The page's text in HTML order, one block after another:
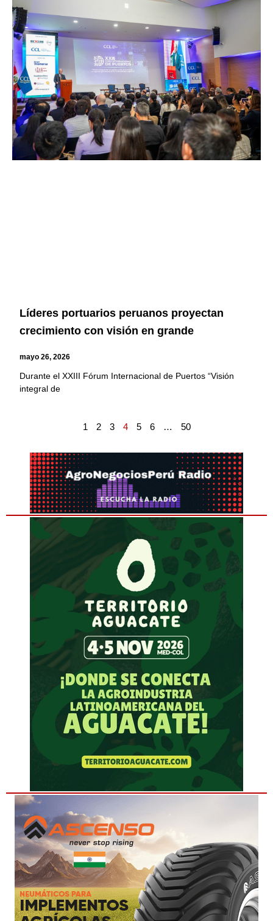
Líderes portuarios peruanos proyectan
crecimiento con visión en grande
mayo 26, 2026
Durante el XXIII Fórum Internacional de Puertos “Visión
integral de
1 2 3 4 5 6 … 50